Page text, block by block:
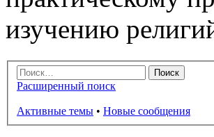
изучению
Расширенный поиск
Активные темы • Новые сообщения